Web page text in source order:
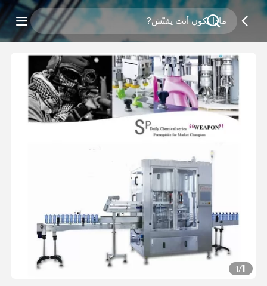
1
/
1